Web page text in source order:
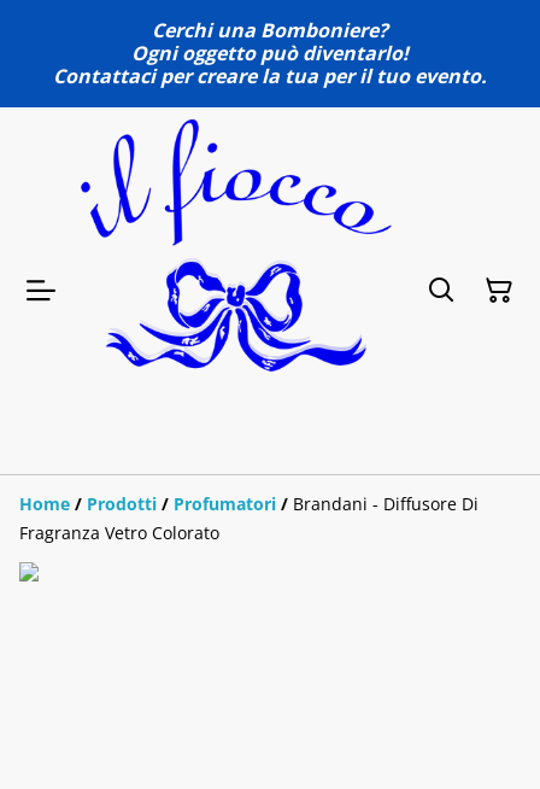
Cerchi una Bomboniere?
Ogni oggetto può diventarlo!
Contattaci per creare la tua per il tuo evento.
Home / Prodotti / Profumatori / Brandani - Diffusore Di
Fragranza Vetro Colorato